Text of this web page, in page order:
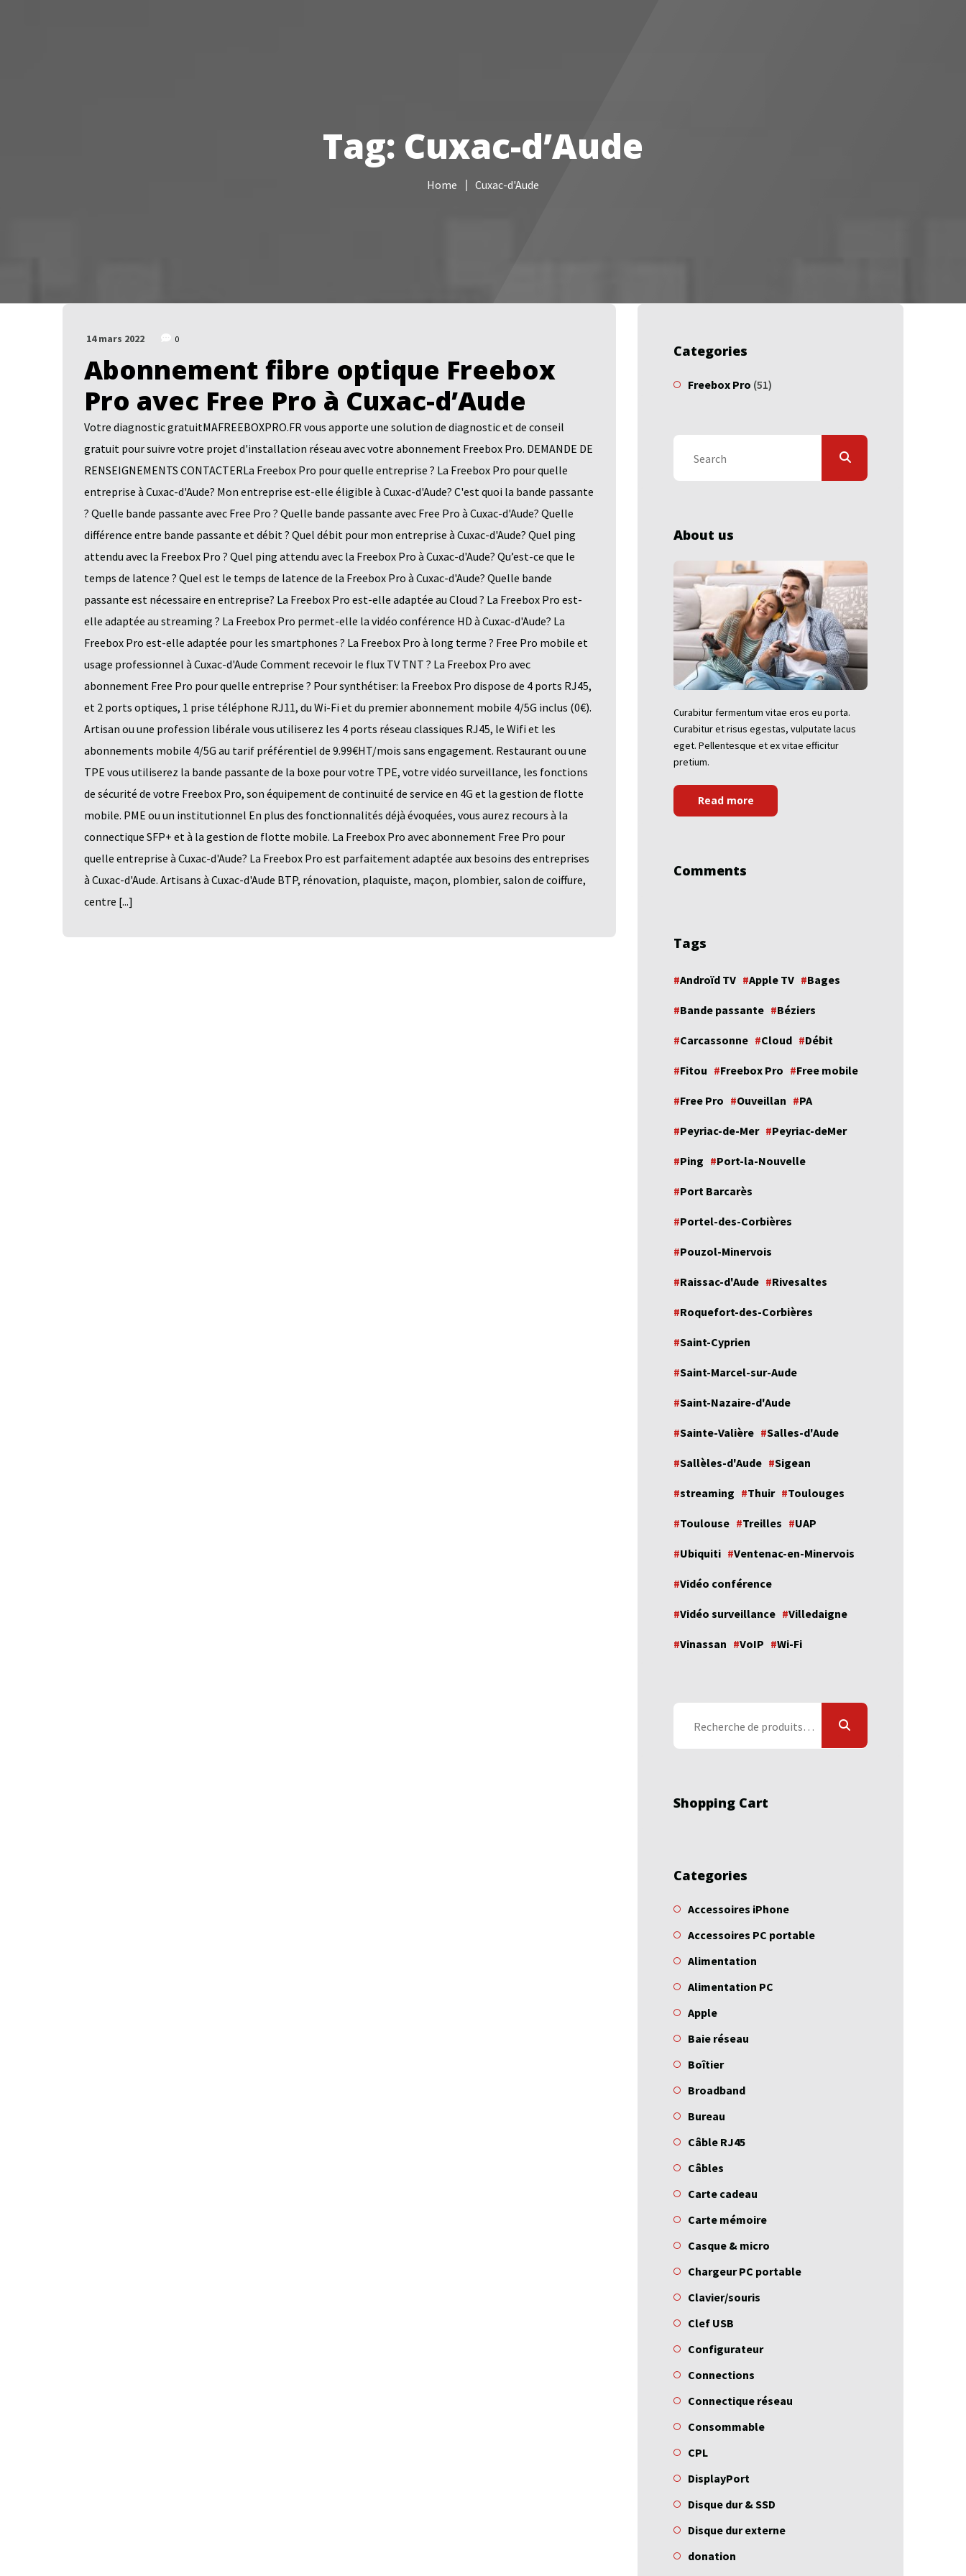
Tag: Cuxac-d’Aude
Home Cuxac-d'Aude
14 mars 2022 0
Abonnement fibre optique Freebox
Pro avec Free Pro à Cuxac-d’Aude
Votre diagnostic gratuitMAFREEBOXPRO.FR vous apporte une solution de diagnostic et de conseil
gratuit pour suivre votre projet d'installation réseau avec votre abonnement Freebox Pro. DEMANDE DE
RENSEIGNEMENTS CONTACTERLa Freebox Pro pour quelle entreprise ? La Freebox Pro pour quelle
entreprise à Cuxac-d'Aude? Mon entreprise est-elle éligible à Cuxac-d'Aude? C'est quoi la bande passante
? Quelle bande passante avec Free Pro ? Quelle bande passante avec Free Pro à Cuxac-d'Aude? Quelle
différence entre bande passante et débit ? Quel débit pour mon entreprise à Cuxac-d'Aude? Quel ping
attendu avec la Freebox Pro ? Quel ping attendu avec la Freebox Pro à Cuxac-d'Aude? Qu’est-ce que le
temps de latence ? Quel est le temps de latence de la Freebox Pro à Cuxac-d'Aude? Quelle bande
passante est nécessaire en entreprise? La Freebox Pro est-elle adaptée au Cloud ? La Freebox Pro est-
elle adaptée au streaming ? La Freebox Pro permet-elle la vidéo conférence HD à Cuxac-d'Aude? La
Freebox Pro est-elle adaptée pour les smartphones ? La Freebox Pro à long terme ? Free Pro mobile et
usage professionnel à Cuxac-d'Aude Comment recevoir le flux TV TNT ? La Freebox Pro avec
abonnement Free Pro pour quelle entreprise ? Pour synthétiser: la Freebox Pro dispose de 4 ports RJ45,
et 2 ports optiques, 1 prise téléphone RJ11, du Wi-Fi et du premier abonnement mobile 4/5G inclus (0€).
Artisan ou une profession libérale vous utiliserez les 4 ports réseau classiques RJ45, le Wifi et les
abonnements mobile 4/5G au tarif préférentiel de 9.99€HT/mois sans engagement. Restaurant ou une
TPE vous utiliserez la bande passante de la boxe pour votre TPE, votre vidéo surveillance, les fonctions
de sécurité de votre Freebox Pro, son équipement de continuité de service en 4G et la gestion de flotte
mobile. PME ou un institutionnel En plus des fonctionnalités déjà évoquées, vous aurez recours à la
connectique SFP+ et à la gestion de flotte mobile. La Freebox Pro avec abonnement Free Pro pour
quelle entreprise à Cuxac-d'Aude? La Freebox Pro est parfaitement adaptée aux besoins des entreprises
à Cuxac-d'Aude. Artisans à Cuxac-d'Aude BTP, rénovation, plaquiste, maçon, plombier, salon de coiffure,
centre [...]
Categories
Freebox Pro (51)
About us
Curabitur fermentum vitae eros eu porta.
Curabitur et risus egestas, vulputate lacus
eget. Pellentesque et ex vitae efficitur
pretium.
Read more
Comments
Tags
Androïd TV Apple TV Bages
Bande passante Béziers
Carcassonne Cloud Débit
Fitou Freebox Pro Free mobile
Free Pro Ouveillan PA
Peyriac-de-Mer Peyriac-deMer
Ping Port-la-Nouvelle
Port Barcarès
Portel-des-Corbières
Pouzol-Minervois
Raissac-d'Aude Rivesaltes
Roquefort-des-Corbières
Saint-Cyprien
Saint-Marcel-sur-Aude
Saint-Nazaire-d'Aude
Sainte-Valière Salles-d'Aude
Sallèles-d'Aude Sigean
streaming Thuir Toulouges
Toulouse Treilles UAP
Ubiquiti Ventenac-en-Minervois
Vidéo conférence
Vidéo surveillance Villedaigne
Vinassan VoIP Wi-Fi
pour :
Shopping Cart
Categories
Accessoires iPhone
Accessoires PC portable
Alimentation
Alimentation PC
Apple
Baie réseau
Boîtier
Broadband
Bureau
Câble RJ45
Câbles
Carte cadeau
Carte mémoire
Casque & micro
Chargeur PC portable
Clavier/souris
Clef USB
Configurateur
Connections
Connectique réseau
Consommable
CPL
DisplayPort
Disque dur & SSD
Disque dur externe
donation